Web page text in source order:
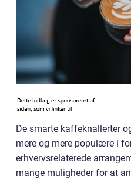
De smarte kaffeknallerter
mere og mere populære i
erhvervsrelaterede
mange muligheder for at